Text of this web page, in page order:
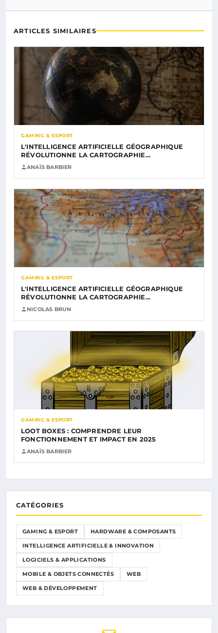
ARTICLES SIMILAIRES
GAMING & ESPORT
L'INTELLIGENCE ARTIFICIELLE GÉOGRAPHIQUE
RÉVOLUTIONNE LA CARTOGRAPHIE…
ANAÏS BARBIER
GAMING & ESPORT
L'INTELLIGENCE ARTIFICIELLE GÉOGRAPHIQUE
RÉVOLUTIONNE LA CARTOGRAPHIE…
NICOLAS BRUN
GAMING & ESPORT
LOOT BOXES : COMPRENDRE LEUR
FONCTIONNEMENT ET IMPACT EN 2025
ANAÏS BARBIER
CATÉGORIES
GAMING & ESPORT HARDWARE & COMPOSANTS
INTELLIGENCE ARTIFICIELLE & INNOVATION
LOGICIELS & APPLICATIONS
MOBILE & OBJETS CONNECTÉS WEB
WEB & DÉVELOPPEMENT